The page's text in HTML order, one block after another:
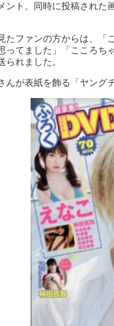
ント。同時に投稿された
たファンの方からは、「
ってました」「こころち
られました。
んが表紙を飾る「ヤング